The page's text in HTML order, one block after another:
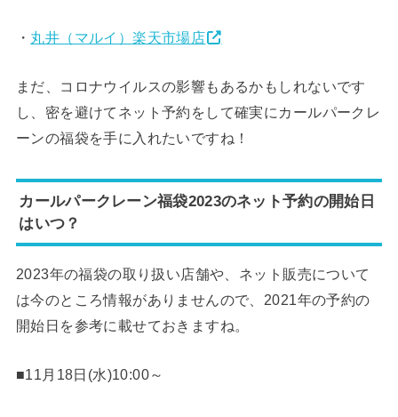
・ 丸井（マルイ）楽天市場店
まだ、コロナウイルスの影響もあるかもしれないです
し、密を避けてネット予約をして確実にカールパークレ
ーンの福袋を手に入れたいですね！
カールパークレーン福袋2023のネット予約の開始日
はいつ？
2023年の福袋の取り扱い店舗や、ネット販売について
は今のところ情報がありませんので、2021年の予約の
開始日を参考に載せておきますね。
■11月18日(水)10:00～